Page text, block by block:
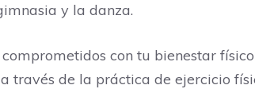
y la danza.
con tu bienestar
de la práctica de ejercicio